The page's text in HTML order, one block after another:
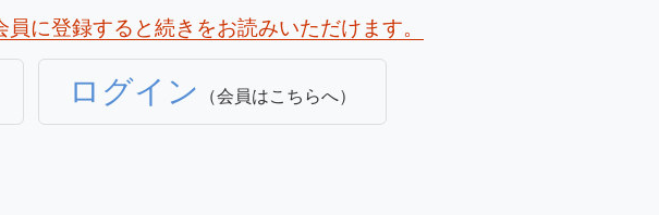
に登録すると続きをお読みいただけます。
ログイン （会員はこちらへ）